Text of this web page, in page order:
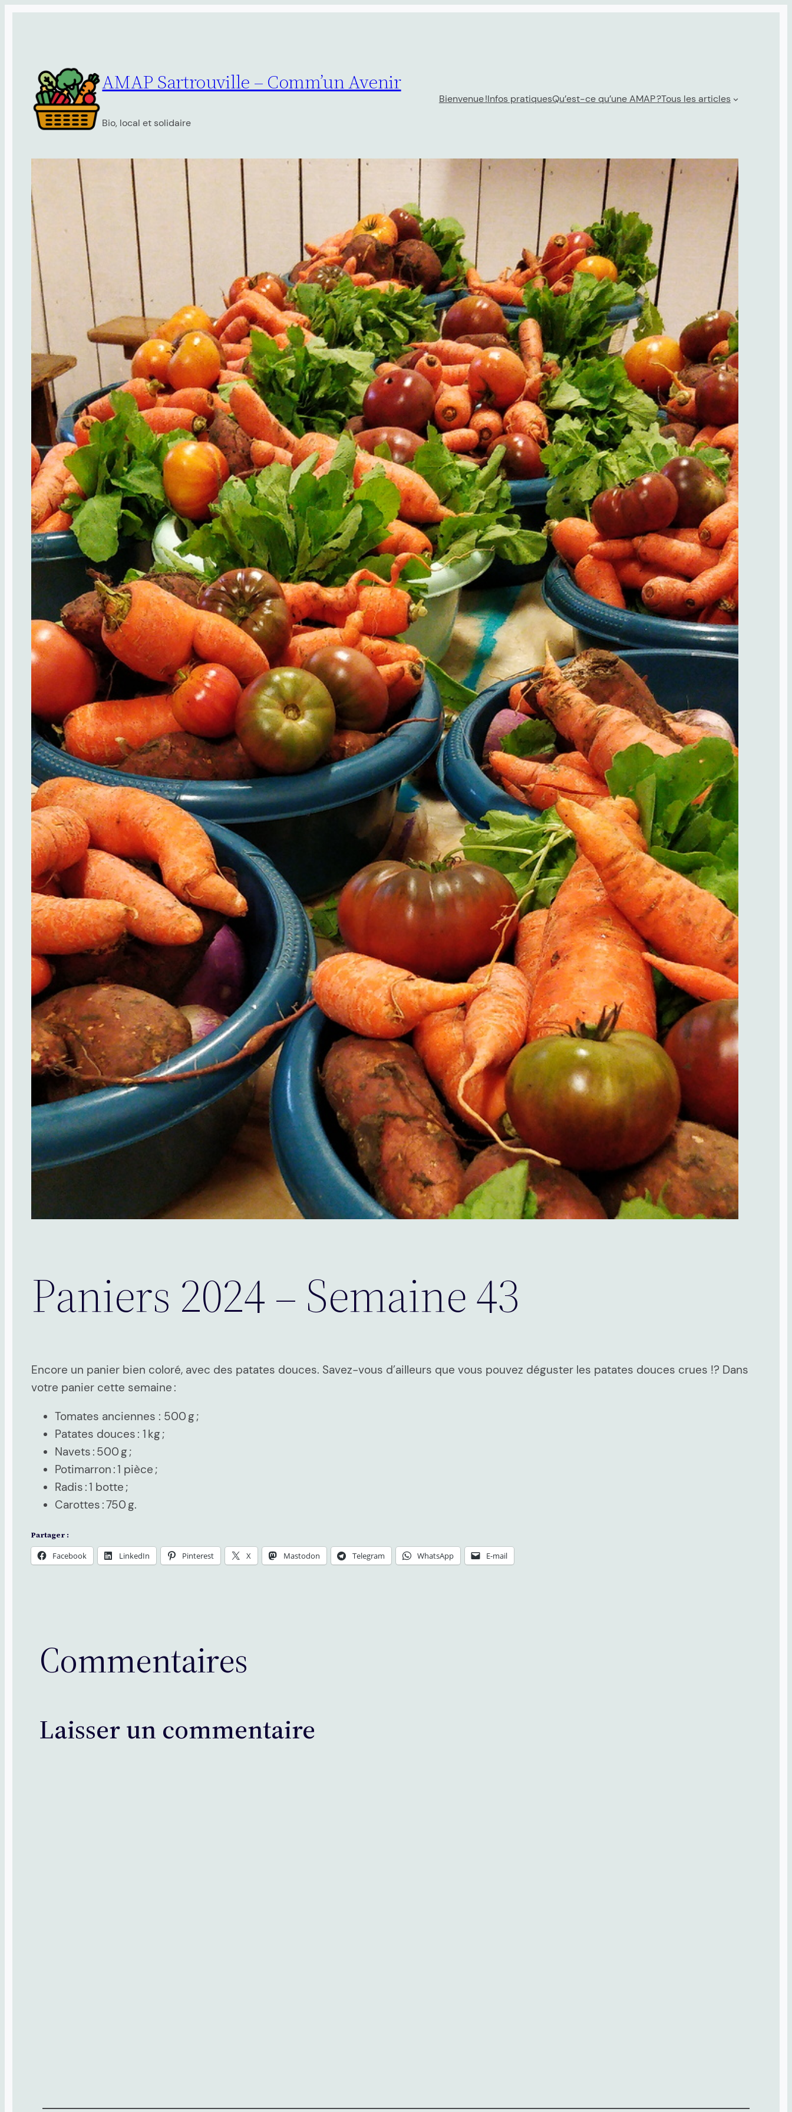
AMAP Sartrouville – Comm’un Avenir
Bio, local et solidaire
Bienvenue !Infos pratiquesQu’est-ce qu’une AMAP ?Tous les articles
Paniers 2024 – Semaine 43
Encore un panier bien coloré, avec des patates douces. Savez-vous d’ailleurs que vous pouvez déguster les patates douces crues !? Dans
votre panier cette semaine :
Tomates anciennes : 500 g ;
Patates douces : 1 kg ;
Navets : 500 g ;
Potimarron : 1 pièce ;
Radis : 1 botte ;
Carottes : 750 g.
Partager :
Facebook LinkedIn Pinterest X Mastodon Telegram WhatsApp E-mail
Commentaires
Laisser un commentaire